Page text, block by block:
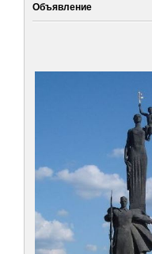
Объявление